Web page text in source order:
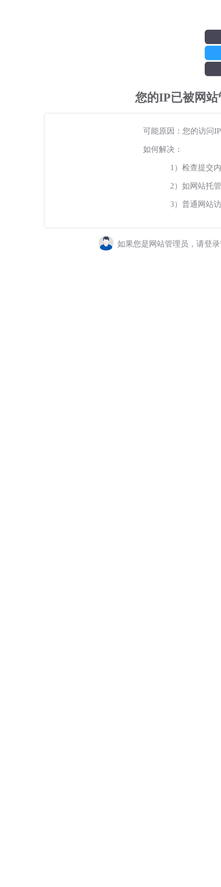
您的IP已被网
可能原因：您的访问
如何解决：
1）检查提交
2）如网站托
3）普通网站
如果您是网站管理员，请登